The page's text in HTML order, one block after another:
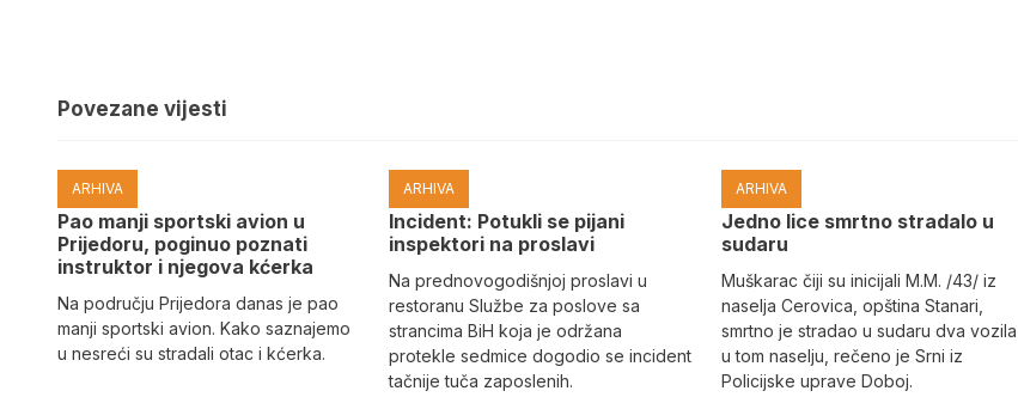
Povezane vijesti
ARHIVA
Pao manji sportski avion u
Prijedoru, poginuo poznati
instruktor i njegova kćerka
Na području Prijedora danas je pao
manji sportski avion. Kako saznajemo
u nesreći su stradali otac i kćerka.
ARHIVA
Incident: Potukli se pijani
inspektori na proslavi
Na prednovogodišnjoj proslavi u
restoranu Službe za poslove sa
strancima BiH koja je održana
protekle sedmice dogodio se incident
tačnije tuča zaposlenih.
ARHIVA
Јedno lice smrtno stradalo u
sudaru
Muškarac čiji su inicijali M.M. /43/ iz
naselja Cerovica, opština Stanari,
smrtno je stradao u sudaru dva vozila
u tom naselju, rečeno je Srni iz
Policijske uprave Doboj.